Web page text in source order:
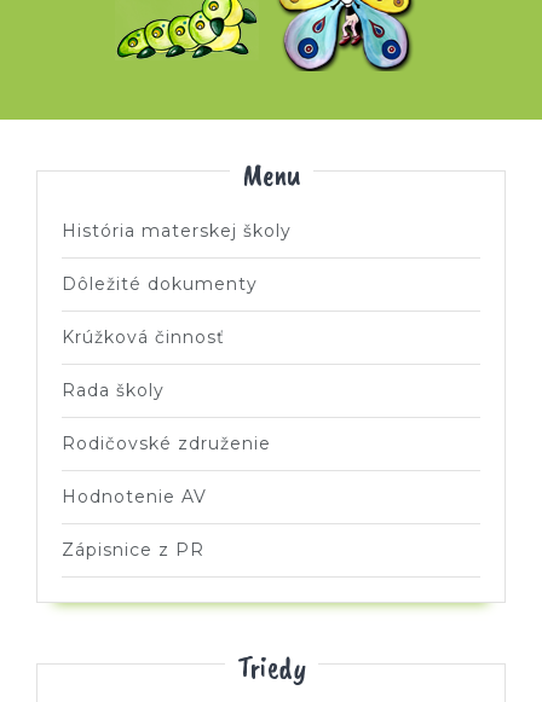
Menu
História materskej školy
Dôležité dokumenty
Krúžková činnosť
Rada školy
Rodičovské združenie
Hodnotenie AV
Zápisnice z PR
Triedy